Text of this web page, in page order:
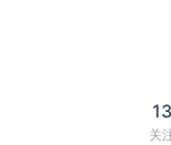
13
关